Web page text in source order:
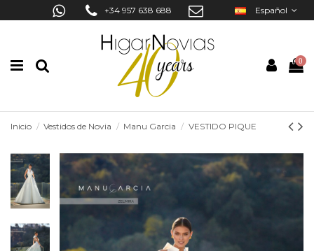
+34 957 638 688 Español
0
Inicio Vestidos de Novia Manu Garcia VESTIDO PIQUE